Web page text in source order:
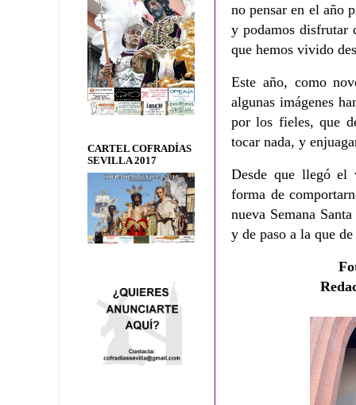
no pensar en el año
y podamos disfrutar
que hemos vivido
Este año, como
algunas imágenes
por los fieles, que
tocar nada, y
Desde que llegó el
forma de
nueva Semana
y de paso a la que
CARTEL COFRADÍAS
SEVILLA 2017